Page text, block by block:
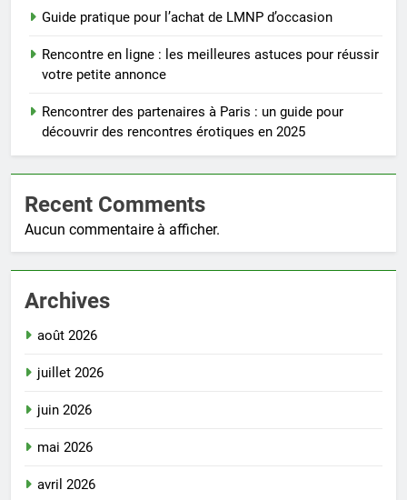
Guide pratique pour l’achat de LMNP d’occasion
Rencontre en ligne : les meilleures astuces pour réussir
votre petite annonce
Rencontrer des partenaires à Paris : un guide pour
découvrir des rencontres érotiques en 2025
Recent Comments
Aucun commentaire à afficher.
Archives
août 2026
juillet 2026
juin 2026
mai 2026
avril 2026